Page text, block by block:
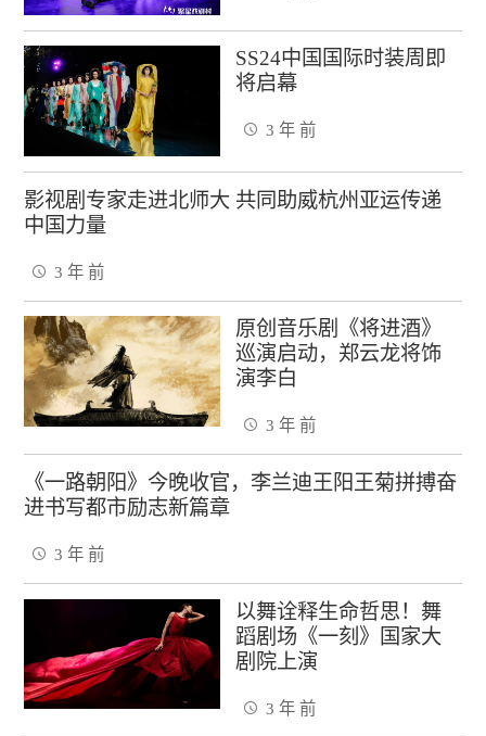
SS24中国国际时装周即
将启幕
3 年 前
影视剧专家走进北师大 共同助威杭州亚运传递
中国力量
3 年 前
原创音乐剧《将进酒》
巡演启动，郑云龙将饰
演李白
3 年 前
《一路朝阳》今晚收官，李兰迪王阳王菊拼搏奋
进书写都市励志新篇章
3 年 前
以舞诠释生命哲思！舞
蹈剧场《一刻》国家大
剧院上演
3 年 前